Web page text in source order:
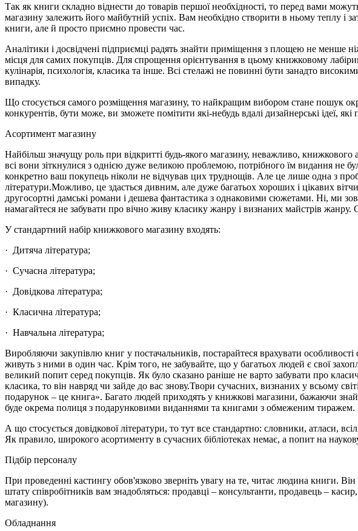
Так як книги складно віднести до товарів першої необхідності, то перед вами
магазину залежить його майбутній успіх. Вам необхідно створити в ньому теплу і
книги, але й просто приємно провести час.
Аналітики і досвідчені підприємці радять знайти приміщення з площею не менше
місця для самих покупців. Для спрощення орієнтування в цьому книжковому
кулінарія, психологія, класика та інше. Всі стелажі не повинні бути занадто
випадку.
Що стосується самого розміщення магазину, то найкращим вибором стане пошук
конкурентів, бути може, ви зможете помітити які-небудь вдалі дизайнерські ідеї, які
Асортимент магазину
Найбільш значущу роль при відкритті будь-якого магазину, неважливо, книжкового
всі вони зіткнулися з однією дуже великою проблемою, потрібного їм видання
конкретно ваш покупець ніколи не відчував цих труднощів. Але це лише одна з
літератури.Можливо, це здасться дивним, але дуже багатьох хороших і цікавих
другосортні дамські романи і дешева фантастика з однаковими сюжетами. Ні, ми
намагайтеся не забувати про вічно живу класику жанру і визнаних майстрів
У стандартний набір книжкового магазину входять:
· Дитяча література;
· Сучасна література;
· Довідкова література;
· Класична література;
· Навчальна література;
Виробляючи закупівлю книг у постачальників, постарайтеся врахувати
живуть з ними в один час. Крім того, не забувайте, що у багатьох людей є свої
великий попит серед покупців. Як було сказано раніше не варто забувати про
класика, то він навряд чи зайде до вас знову.Твори сучасних, визнаних у всьому
подарунок – це книга». Багато людей приходять у книжкові магазини, бажаючи
буде окрема полиця з подарунковими виданнями та книгами з обмеженим тиражем.
А що стосується довідкової літератури, то тут все стандартно: словники, атласи,
Як правило, широкого асортименту в сучасних бібліотеках немає, а попит на
Підбір персоналу
При проведенні кастингу обов'язково зверніть увагу на те, читає людина книги.
штату співробітників вам знадобляться: продавці – консультанти, продавець –
магазину).
Обладнання